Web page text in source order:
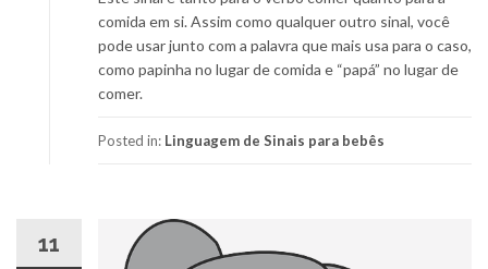
comida em si. Assim como qualquer outro sinal, você
pode usar junto com a palavra que mais usa para o caso,
como papinha no lugar de comida e “papá” no lugar de
comer.
Posted in: Linguagem de Sinais para bebês
11